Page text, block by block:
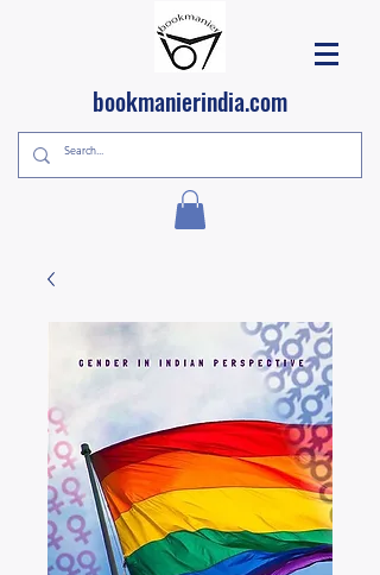
bookmanierindia.com